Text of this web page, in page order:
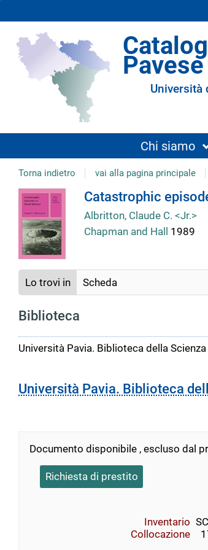
Pavese
Università
Chi siamo
Torna indietro vai alla pagina principale
Dettaglio
del
documento
Catastrophic
Albritton, Claude C. <Jr.>
Chapman and Hall 1989
Lo trovi in Scheda
Biblioteca
Università Pavia. Biblioteca della
Università Pavia. Biblioteca
Documento disponibile , escluso dal
Richiesta di prestito
Inventario
Collocazione